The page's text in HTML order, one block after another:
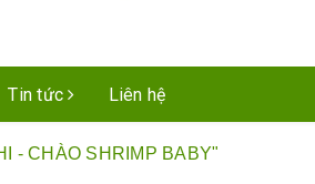
Tin tức Liên hệ
- CHÀO SHRIMP BABY"